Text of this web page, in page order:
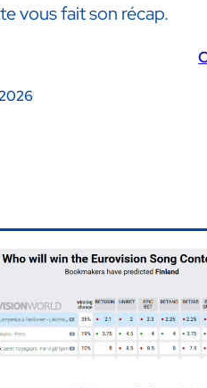
vous fait son récap.